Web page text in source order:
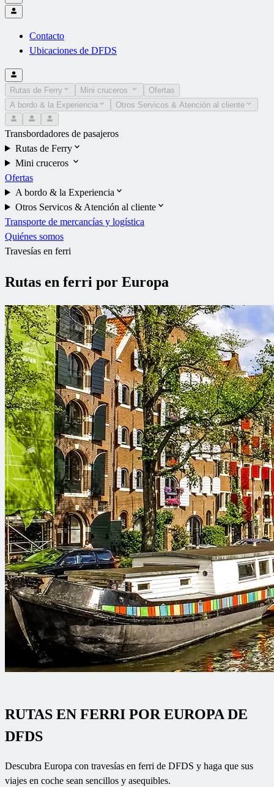
Contacto
Ubicaciones de DFDS
Rutas de Ferry Mini cruceros
Ofertas
A bordo & la Experiencia
Otros Servicos & Atención al cliente
Transbordadores de pasajeros
Rutas de Ferry
Mini cruceros
Ofertas
A bordo & la Experiencia
Otros Servicos & Atención al cliente
Transporte de mercancías y logística
Quiénes somos
Travesías en ferri
Rutas en ferri por Europa
RUTAS EN FERRI POR EUROPA DE
DFDS
Descubra Europa con travesías en ferri de DFDS y haga que sus
viajes en coche sean sencillos y asequibles.